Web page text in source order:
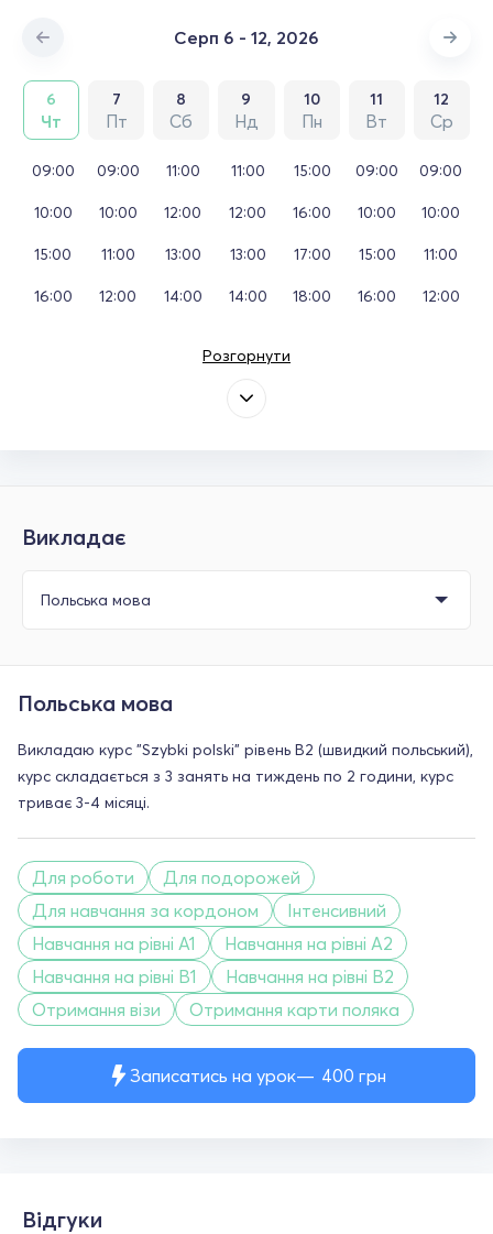
Серп 6 - 12, 2026
6
Чт
7
Пт
8
Сб
9
Нд
10
Пн
11
Вт
12
Ср
09:00
10:00
15:00
16:00
09:00
10:00
11:00
12:00
11:00
12:00
13:00
14:00
11:00
12:00
13:00
14:00
15:00
16:00
17:00
18:00
09:00
10:00
15:00
16:00
09:00
10:00
11:00
12:00
Розгорнути
Викладає
Записатись на урок 400 грн
Польська мова
Викладаю курс "Szybki polski" рівень В2 (швидкий польський),
курс складається з 3 занять на тиждень по 2 години, курс
триває 3-4 місяці.
Для роботи
Для подорожей
Для навчання за кордоном
Інтенсивний
Навчання на рівні A1
Навчання на рівні A2
Навчання на рівні B1
Навчання на рівні B2
Отримання візи
Отримання карти поляка
Відгуки